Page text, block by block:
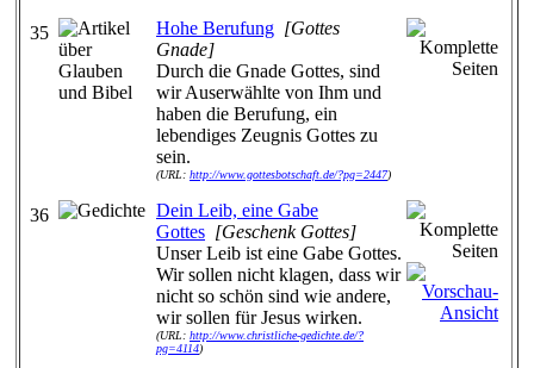
35 Hohe Berufung [Gottes
Gnade]
Durch die Gnade Gottes, sind
wir Auserwählte von Ihm und
haben die Berufung, ein
lebendiges Zeugnis Gottes zu
sein.
(URL: http://www.gottesbotschaft.de/?pg=2447)
36
Dein Leib, eine Gabe
Gottes [Geschenk Gottes]
Unser Leib ist eine Gabe Gottes.
Wir sollen nicht klagen, dass wir
nicht so schön sind wie andere,
wir sollen für Jesus wirken.
(URL: http://www.christliche-gedichte.de/?
pg=4114)